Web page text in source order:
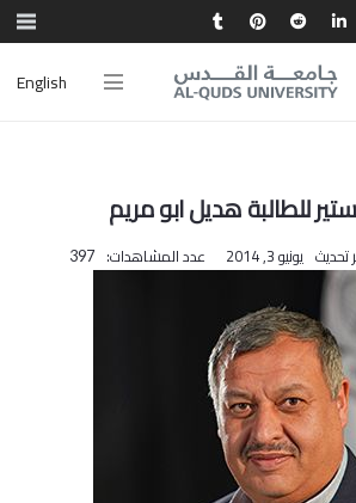
English
للطالبة هديل ابو مريم
تحديث يونيو 3, 2014 عدد المشاهدات: 397